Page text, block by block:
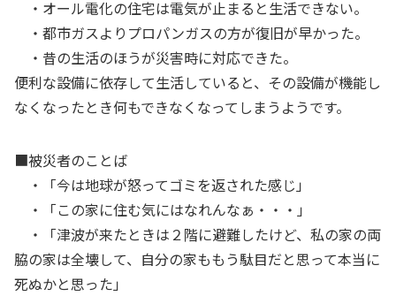
・オール電化の住宅は電気が止まると生活できない。
・都市ガスよりプロパンガスの方が復旧が早かった。
・昔の生活のほうが災害時に対応できた。
便利な設備に依存して生活していると、その設備が機能し
なくなったとき何もできなくなってしまうようです。
■被災者のことば
・「今は地球が怒ってゴミを返された感じ」
・「この家に住む気にはなれんなぁ・・・」
・「津波が来たときは２階に避難したけど、私の家の両
脇の家は全壊して、自分の家ももう駄目だと思って本当に
死ぬかと思った」